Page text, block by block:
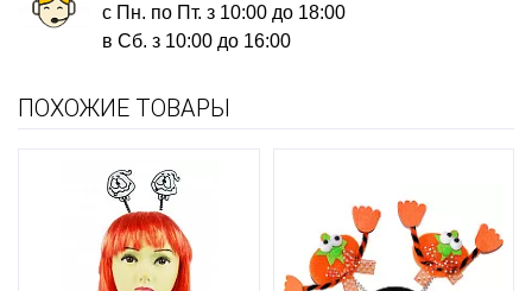
с Пн. по Пт. з 10:00 до 18:00
в Сб. з 10:00 до 16:00
ПОХОЖИЕ ТОВАРЫ